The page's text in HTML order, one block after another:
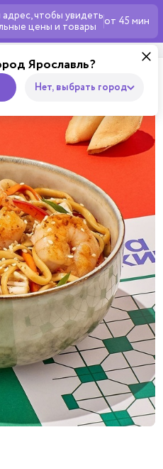
адрес, чтобы увидеть
цены и товары от 45 мин
Ярославль?
Нет, выбрать город